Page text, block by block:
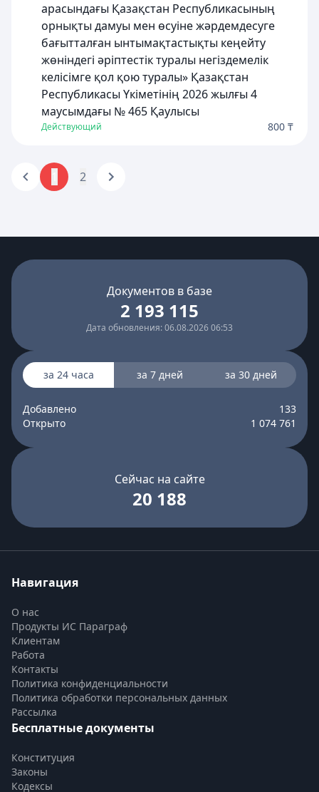
арасындағы Қазақстан Республикасының
орнықты дамуы мен өсуіне жәрдемдесуге
бағытталған ынтымақтастықты кеңейту
жөніндегі әріптестік туралы негіздемелік
келісімге қол қою туралы» Қазақстан
Республикасы Үкіметінің 2026 жылғы 4
маусымдағы № 465 Қаулысы
Действующий 800 ₸
2
Документов в базе
2 193 115
Дата обновления: 06.08.2026 06:53
за 24 часа за 7 дней за 30 дней
Добавлено
133
Открыто
1 074 761
Сейчас на сайте
20 188
Навигация
О нас
Продукты ИС Параграф
Клиентам
Работа
Контакты
Политика конфиденциальности
Политика обработки персональных данных
Рассылка
Бесплатные документы
Конституция
Законы
Кодексы